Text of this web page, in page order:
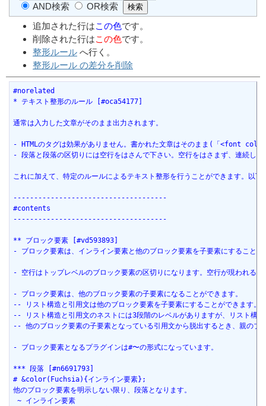
AND検索
OR検索
追加された行はこの色です。
削除された行はこの色です。
整形ルール へ行く。
整形ルール の差分を削除
#norelated
* テキスト整形のルール [#oca54177]
通常は入力した文章がそのまま出力されます。
- HTMLのタグは効果がありません。書かれた文章はそのまま(「<font
- 段落と段落の区切りには空行をはさんで下さい。空行をはさまず、連続し
これに加えて、特定のルールによるテキスト整形を行うことができます。
-------------------------------------
#contents
-------------------------------------
** ブロック要素 [#vd593893]
- ブロック要素は、インライン要素と他のブロック要素を子要素にすること
- 空行はトップレベルのブロック要素の区切りになります。空行が現われる
- ブロック要素は、他のブロック要素の子要素になることができます。
-- リスト構造と引用文は他のブロック要素を子要素にすることができます。
-- リスト構造と引用文のネストには3段階のレベルがありますが、リスト構
-- 他のブロック要素の子要素となっている引用文から脱出するとき、親のブ
- ブロック要素となるプラグインは#〜の形式になっています。
*** 段落 [#n6691793]
# &color(Fuchsia){インライン要素};
他のブロック要素を明示しない限り、段落となります。
~ インライン要素